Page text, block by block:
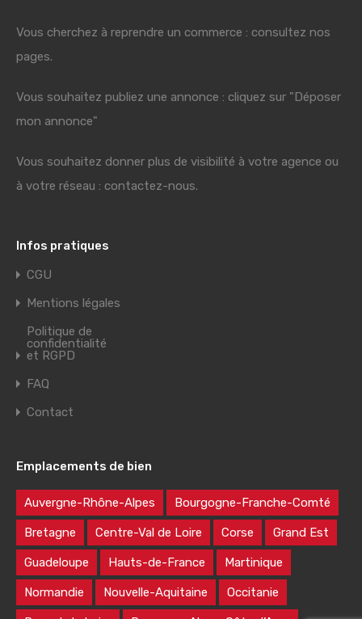
Vous cherchez à reprendre un commerce : consultez nos
pages.
Vous souhaitez publiez une annonce : cliquez sur "Déposer
mon annonce"
Vous souhaitez donner plus de visibilité à votre agence ou
à votre réseau : contactez-nous.
Infos pratiques
CGU
Mentions légales
Politique de
confidentialité
et RGPD
FAQ
Contact
Emplacements de bien
Auvergne-Rhône-Alpes Bourgogne-Franche-Comté
Bretagne Centre-Val de Loire Corse Grand Est
Guadeloupe Hauts-de-France Martinique
Normandie Nouvelle-Aquitaine Occitanie